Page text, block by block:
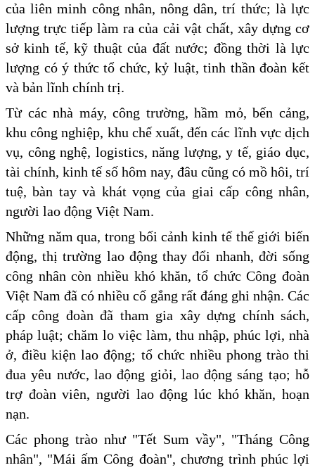
của liên minh công nhân, nông dân, trí thức; là lực
lượng trực tiếp làm ra của cải vật chất, xây dựng cơ
sở kinh tế, kỹ thuật của đất nước; đồng thời là lực
lượng có ý thức tổ chức, kỷ luật, tinh thần đoàn kết
và bản lĩnh chính trị.
Từ các nhà máy, công trường, hầm mỏ, bến cảng,
khu công nghiệp, khu chế xuất, đến các lĩnh vực dịch
vụ, công nghệ, logistics, năng lượng, y tế, giáo dục,
tài chính, kinh tế số hôm nay, đâu cũng có mồ hôi, trí
tuệ, bàn tay và khát vọng của giai cấp công nhân,
người lao động Việt Nam.
Những năm qua, trong bối cảnh kinh tế thế giới biến
động, thị trường lao động thay đổi nhanh, đời sống
công nhân còn nhiều khó khăn, tổ chức Công đoàn
Việt Nam đã có nhiều cố gắng rất đáng ghi nhận. Các
cấp công đoàn đã tham gia xây dựng chính sách,
pháp luật; chăm lo việc làm, thu nhập, phúc lợi, nhà
ở, điều kiện lao động; tổ chức nhiều phong trào thi
đua yêu nước, lao động giỏi, lao động sáng tạo; hỗ
trợ đoàn viên, người lao động lúc khó khăn, hoạn
nạn.
Các phong trào như "Tết Sum vầy", "Tháng Công
nhân", "Mái ấm Công đoàn", chương trình phúc lợi